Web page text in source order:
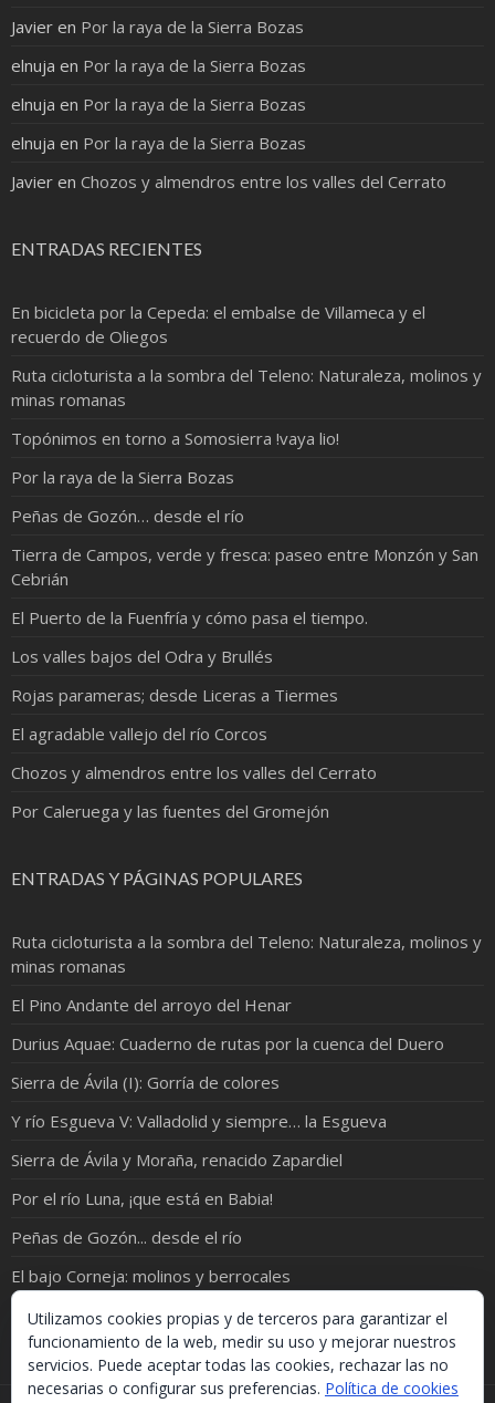
Javier en Por la raya de la Sierra Bozas
elnuja en Por la raya de la Sierra Bozas
elnuja en Por la raya de la Sierra Bozas
elnuja en Por la raya de la Sierra Bozas
Javier en Chozos y almendros entre los valles del Cerrato
ENTRADAS RECIENTES
En bicicleta por la Cepeda: el embalse de Villameca y el
recuerdo de Oliegos
Ruta cicloturista a la sombra del Teleno: Naturaleza, molinos y
minas romanas
Topónimos en torno a Somosierra !vaya lio!
Por la raya de la Sierra Bozas
Peñas de Gozón… desde el río
Tierra de Campos, verde y fresca: paseo entre Monzón y San
Cebrián
El Puerto de la Fuenfría y cómo pasa el tiempo.
Los valles bajos del Odra y Brullés
Rojas parameras; desde Liceras a Tiermes
El agradable vallejo del río Corcos
Chozos y almendros entre los valles del Cerrato
Por Caleruega y las fuentes del Gromejón
ENTRADAS Y PÁGINAS POPULARES
Ruta cicloturista a la sombra del Teleno: Naturaleza, molinos y
minas romanas
El Pino Andante del arroyo del Henar
Durius Aquae: Cuaderno de rutas por la cuenca del Duero
Sierra de Ávila (I): Gorría de colores
Y río Esgueva V: Valladolid y siempre… la Esgueva
Sierra de Ávila y Moraña, renacido Zapardiel
Por el río Luna, ¡que está en Babia!
Peñas de Gozón... desde el río
El bajo Corneja: molinos y berrocales
Río Pirón: de Samboal a Peñacarrasquilla
Utilizamos cookies propias y de terceros para garantizar el
funcionamiento de la web, medir su uso y mejorar nuestros
servicios. Puede aceptar todas las cookies, rechazar las no
necesarias o configurar sus preferencias. Política de cookies